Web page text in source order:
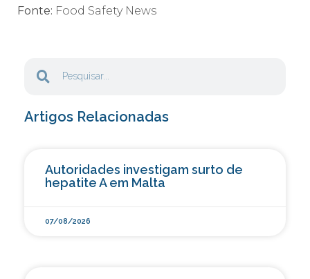
Fonte: Food Safety News
Artigos Relacionadas
Autoridades investigam surto de
hepatite A em Malta
07/08/2026